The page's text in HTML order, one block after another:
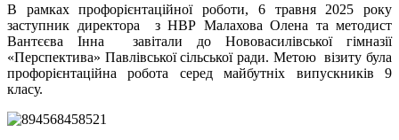
В рамках профорієнтаційної роботи, 6 травня 2025 року
заступник директора з НВР Малахова Олена та методист
Вантєєва Інна завітали до Нововасилівської гімназії
«Перспектива» Павлівської сільської ради. Метою візиту була
профорієнтаційна робота серед майбутніх випускників 9
класу.